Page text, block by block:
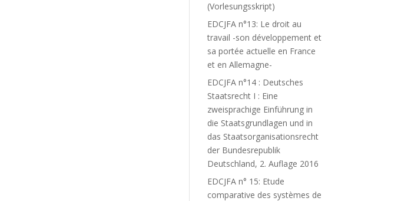
(Vorlesungsskript)
EDCJFA n°13: Le droit au
travail -son développement et
sa portée actuelle en France
et en Allemagne-
EDCJFA n°14 : Deutsches
Staatsrecht I : Eine
zweisprachige Einführung in
die Staatsgrundlagen und in
das Staatsorganisationsrecht
der Bundesrepublik
Deutschland, 2. Auflage 2016
EDCJFA n° 15: Etude
comparative des systèmes de